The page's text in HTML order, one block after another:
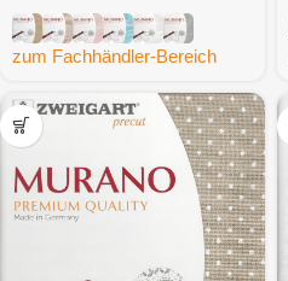
zum Fachhändler-Bereich